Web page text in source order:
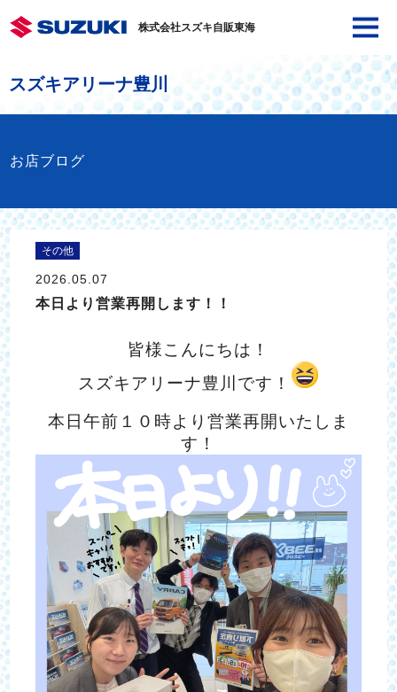
株式会社スズキ自販東海
スズキアリーナ豊川
お店ブログ
その他
2026.05.07
本日より営業再開します！！
皆様こんにちは！
スズキアリーナ豊川です！
本日 午前１０時より 営業再開いたしま
す！